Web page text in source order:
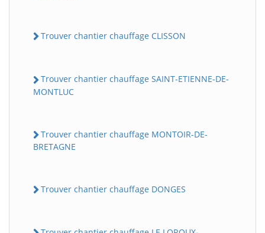
Trouver chantier chauffage CLISSON
Trouver chantier chauffage SAINT-ETIENNE-DE-
MONTLUC
Trouver chantier chauffage MONTOIR-DE-
BRETAGNE
Trouver chantier chauffage DONGES